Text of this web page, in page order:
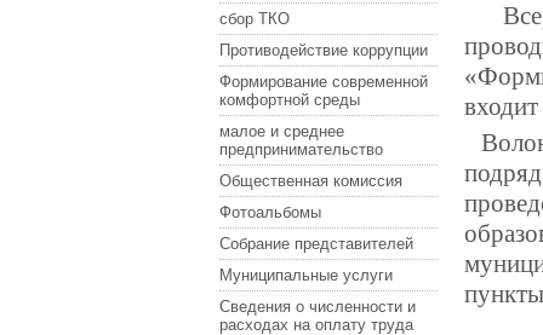
сбор ТКО
Противодействие коррупции
Формирование современной
комфортной среды
малое и среднее
предпринимательство
Общественная комиссия
Фотоальбомы
Собрание представителей
Муниципальные услуги
Сведения о численности и
расходах на оплату труда